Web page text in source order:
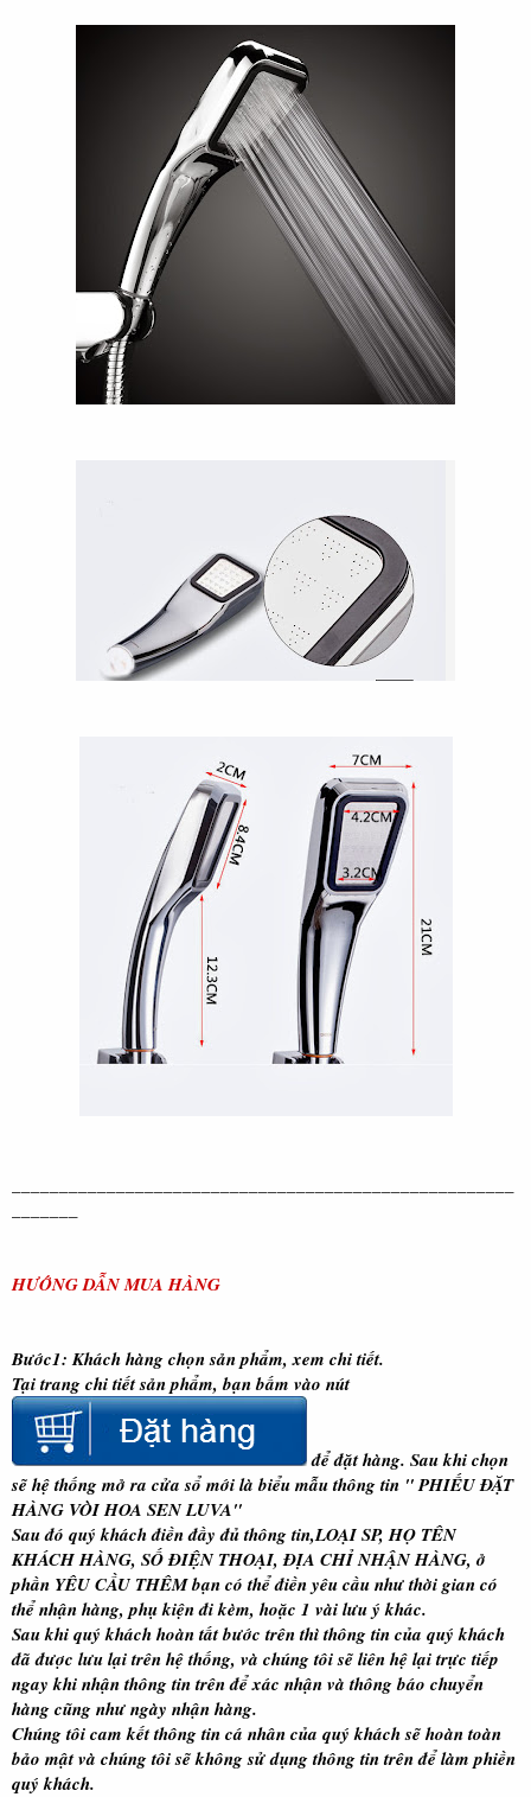
HƯỚNG DẪN MUA HÀNG
Bước1:Khách hàng chọn sản phẩm, xem chi tiết.
Tại trang chi tiết sản phẩm, bạn bấm vào nút
để đặt hàng. Sau khi chọn
sẽ hệ thống mở ra cửa sổ mới là biểu mẫu thông tin "PHIẾU ĐẶT
HÀNG VÒI HOA SEN LUVA"
Sau đó quý khách điền đầy đủ thông tin,LOẠI SP, HỌ TÊN
KHÁCH HÀNG, SỐ ĐIỆN THOẠI, ĐỊA CHỈ NHẬN HÀNG, ở
phần YÊU CẦU THÊMbạn có thể điền yêu cầu như thời gian có
thể nhận hàng, phụ kiện đi kèm, hoặc 1 vài lưu ý khác.
Sau khi quý khách hoàn tất bước trên thì thông tin của quý khách
đã được lưu lại trên hệ thống, và chúng tôi sẽ liên hệ lại trực tiếp
ngay khi nhận thông tin trên để xác nhận và thông báo chuyển
hàng cũng như ngày nhận hàng.
Chúng tôi cam kết thông tin cá nhân của quý khách sẽ hoàn toàn
bảo mật và chúng tôi sẽ không sử dụng thông tin trên để làm phiền
quý khách.